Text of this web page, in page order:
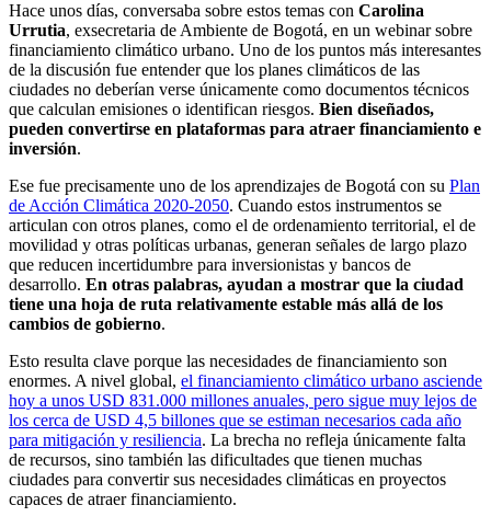
Hace unos días, conversaba sobre estos temas con Carolina
Urrutia, exsecretaria de Ambiente de Bogotá, en un webinar sobre
financiamiento climático urbano. Uno de los puntos más interesantes
de la discusión fue entender que los planes climáticos de las
ciudades no deberían verse únicamente como documentos técnicos
que calculan emisiones o identifican riesgos. Bien diseñados,
pueden convertirse en plataformas para atraer financiamiento e
inversión.
Ese fue precisamente uno de los aprendizajes de Bogotá con su Plan
de Acción Climática 2020-2050. Cuando estos instrumentos se
articulan con otros planes, como el de ordenamiento territorial, el de
movilidad y otras políticas urbanas, generan señales de largo plazo
que reducen incertidumbre para inversionistas y bancos de
desarrollo. En otras palabras, ayudan a mostrar que la ciudad
tiene una hoja de ruta relativamente estable más allá de los
cambios de gobierno.
Esto resulta clave porque las necesidades de financiamiento son
enormes. A nivel global, el financiamiento climático urbano asciende
hoy a unos USD 831.000 millones anuales, pero sigue muy lejos de
los cerca de USD 4,5 billones que se estiman necesarios cada año
para mitigación y resiliencia. La brecha no refleja únicamente falta
de recursos, sino también las dificultades que tienen muchas
ciudades para convertir sus necesidades climáticas en proyectos
capaces de atraer financiamiento.